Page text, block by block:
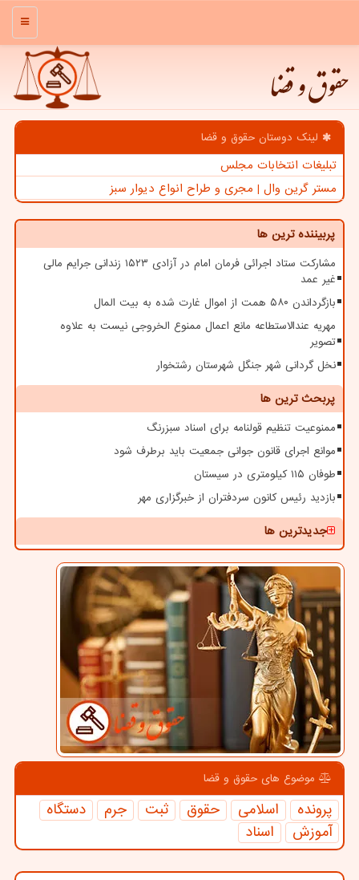
منو
حقوق و قضا
لینک دوستان حقوق و قضا
تبلیغات انتخابات مجلس
مستر گرین وال | مجری و طراح انواع دیوار سبز
پربیننده ترین ها
مشارکت ستاد اجرائی فرمان امام در آزادی ۱۵۲۳ زندانی جرایم مالی
غیر عمد
بازگرداندن ۵۸۰ همت از اموال غارت شده به بیت المال
مهریه عندالاستطاعه مانع اعمال ممنوع الخروجی نیست به علاوه
تصویر
نخل گردانی شهر جنگل شهرستان رشتخوار
پربحث ترین ها
ممنوعیت تنظیم قولنامه برای اسناد سبزرنگ
موانع اجرای قانون جوانی جمعیت باید برطرف شود
طوفان ۱۱۵ کیلومتری در سیستان
بازدید رئیس کانون سردفتران از خبرگزاری مهر
جدیدترین ها
موضوع های حقوق و قضا
پرونده اسلامی حقوق ثبت جرم
دستگاه
آموزش
اسناد